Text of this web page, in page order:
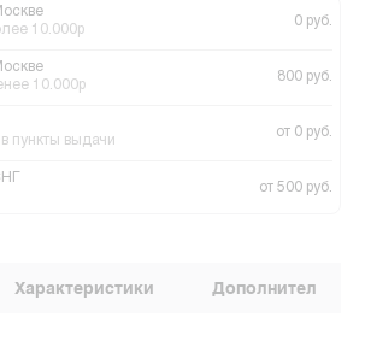
10.000р
0 руб.
10.000р
800 руб.
пункты выдачи
от 0 руб.
от 500 руб.
Характеристики